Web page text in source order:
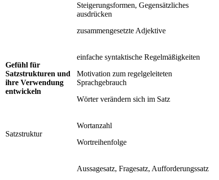
Steigerungsformen, Gegensätzliches
ausdrücken
zusammengesetzte Adjektive
Gefühl für
Satzstrukturen und
ihre Verwendung
entwickeln
einfache syntaktische Regelmäßigkeiten
Motivation zum regelgeleiteten
Sprachgebrauch
Wörter verändern sich im Satz
Satzstruktur
Wortanzahl
Wortreihenfolge
Aussagesatz, Fragesatz, Aufforderungssatz